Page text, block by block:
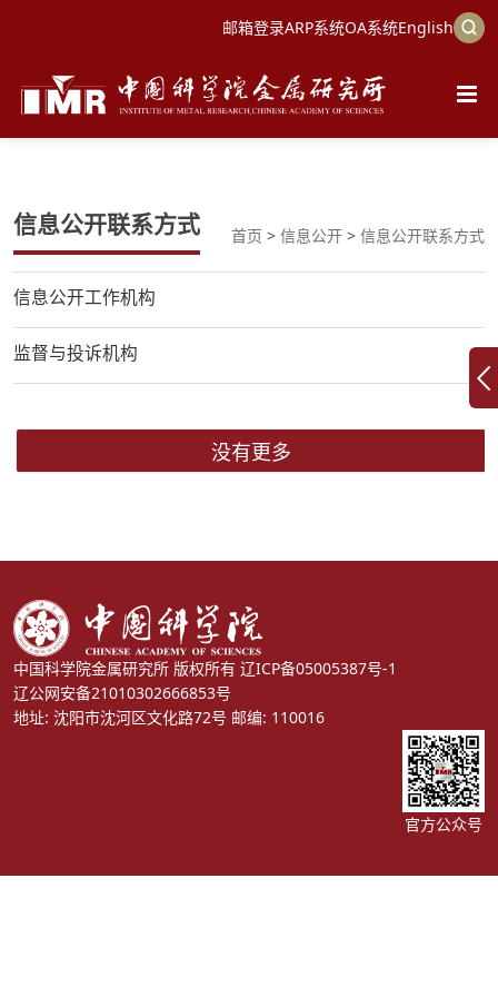
邮箱登录ARP系统OA系统English
信息公开联系方式 首页 > 信息公开 > 信息公开联系方式
信息公开工作机构
监督与投诉机构
没有更多
中国科学院金属研究所 版权所有 辽ICP备05005387号-1
辽公网安备21010302666853号
地址: 沈阳市沈河区文化路72号 邮编: 110016
官方公众号